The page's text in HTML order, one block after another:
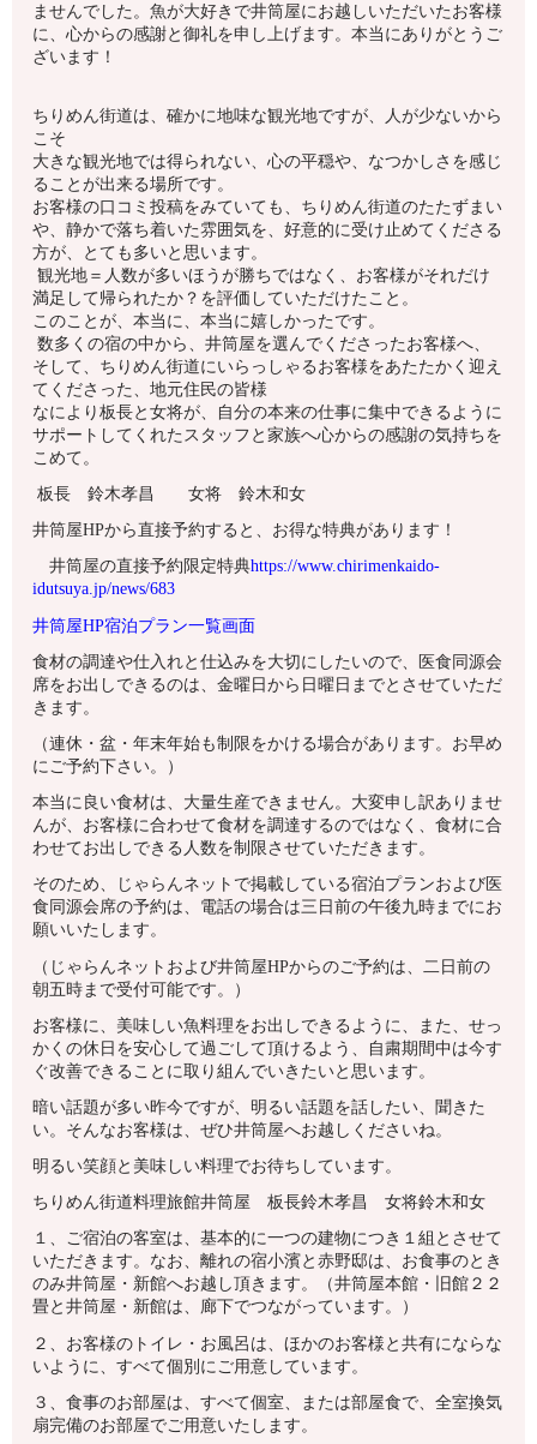
ませんでした。魚が大好きで井筒屋にお越しいただいたお客様
に、心からの感謝と御礼を申し上げます。本当にありがとうご
ざいます！
ちりめん街道は、確かに地味な観光地ですが、人が少ないから
こそ
大きな観光地では得られない、心の平穏や、なつかしさを感じ
ることが出来る場所です。
お客様の口コミ投稿をみていても、ちりめん街道のたたずまい
や、静かで落ち着いた雰囲気を、好意的に受け止めてくださる
方が、とても多いと思います。
観光地＝人数が多いほうが勝ちではなく、お客様がそれだけ
満足して帰られたか？を評価していただけたこと。
このことが、本当に、本当に嬉しかったです。
数多くの宿の中から、井筒屋を選んでくださったお客様へ、
そして、ちりめん街道にいらっしゃるお客様をあたたかく迎え
てくださった、地元住民の皆様
なにより板長と女将が、自分の本来の仕事に集中できるように
サポートしてくれたスタッフと家族へ心からの感謝の気持ちを
こめて。
板長 鈴木孝昌 女将 鈴木和女
井筒屋HPから直接予約すると、お得な特典があります！
井筒屋の直接予約限定特典https://www.chirimenkaido-
idutsuya.jp/news/683
井筒屋HP宿泊プラン一覧画面
食材の調達や仕入れと仕込みを大切にしたいので、医食同源会
席をお出しできるのは、金曜日から日曜日までとさせていただ
きます。
（連休・盆・年末年始も制限をかける場合があります。お早め
にご予約下さい。）
本当に良い食材は、大量生産できません。大変申し訳ありませ
んが、お客様に合わせて食材を調達するのではなく、食材に合
わせてお出しできる人数を制限させていただきます。
そのため、じゃらんネットで掲載している宿泊プランおよび医
食同源会席の予約は、電話の場合は三日前の午後九時までにお
願いいたします。
（じゃらんネットおよび井筒屋HPからのご予約は、二日前の
朝五時まで受付可能です。）
お客様に、美味しい魚料理をお出しできるように、また、せっ
かくの休日を安心して過ごして頂けるよう、自粛期間中は今す
ぐ改善できることに取り組んでいきたいと思います。
暗い話題が多い昨今ですが、明るい話題を話したい、聞きた
い。そんなお客様は、ぜひ井筒屋へお越しくださいね。
明るい笑顔と美味しい料理でお待ちしています。
ちりめん街道料理旅館井筒屋 板長鈴木孝昌 女将鈴木和女
１、ご宿泊の客室は、基本的に一つの建物につき１組とさせて
いただきます。なお、離れの宿小濱と赤野邸は、お食事のとき
のみ井筒屋・新館へお越し頂きます。（井筒屋本館・旧館２２
畳と井筒屋・新館は、廊下でつながっています。）
２、お客様のトイレ・お風呂は、ほかのお客様と共有にならな
いように、すべて個別にご用意しています。
３、食事のお部屋は、すべて個室、または部屋食で、全室換気
扇完備のお部屋でご用意いたします。